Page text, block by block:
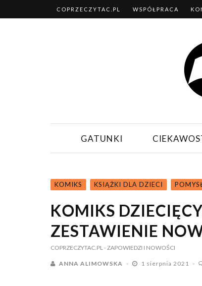
COPRZECZYTAC.PL WSPÓŁPRACA
GATUNKI
KOMIKS KSIĄŻKI DLA DZIECI
KOMIKS
ZESTAWIENIE
COPRZECZYTAC.PL- ZAPOWIEDZI I NOWOŚCI
ANNA ALIMOWSKA 1 sierpnia 2021